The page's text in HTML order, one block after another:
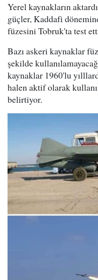
Yerel kaynakların
güçler, Kaddafi
füzesini Tobruk'ta test
Bazı askeri kaynaklar
şekilde
kaynaklar 1960'lu
halen aktif olarak
belirtiyor.